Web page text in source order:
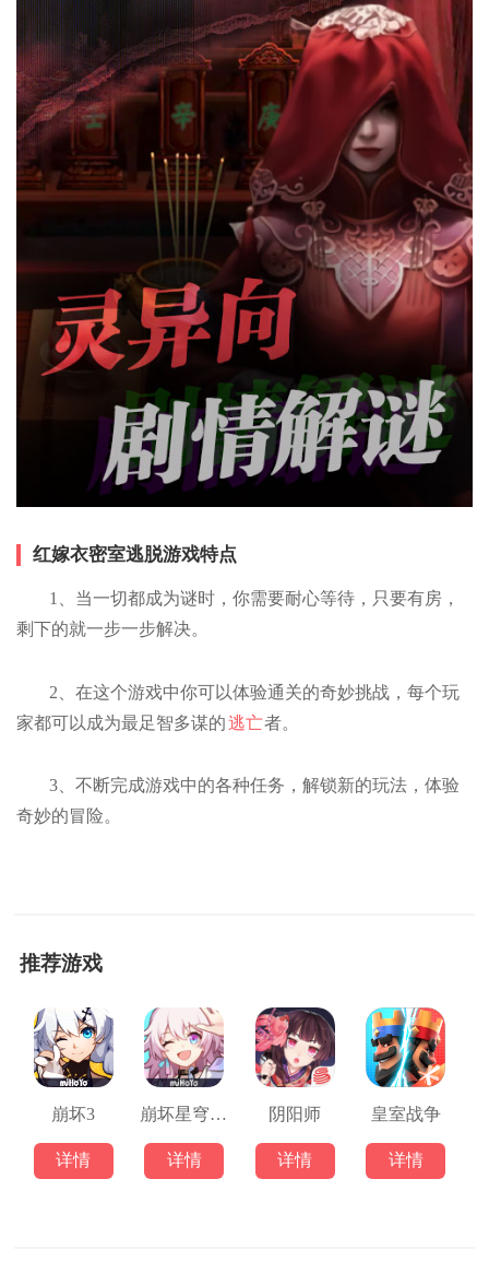
红嫁衣密室逃脱游戏特点
1、当一切都成为谜时，你需要耐心等待，只要有房，
剩下的就一步一步解决。
2、在这个游戏中你可以体验通关的奇妙挑战，每个玩
家都可以成为最足智多谋的逃亡者。
3、不断完成游戏中的各种任务，解锁新的玩法，体验
奇妙的冒险。
推荐游戏
崩坏3
详情
崩坏星穹铁道
详情
阴阳师
详情
皇室战争
详情